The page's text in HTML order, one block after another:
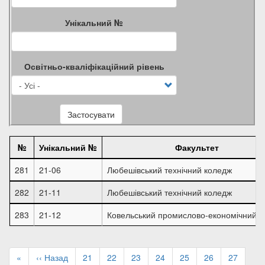
Унікальний №
Освітньо-кваліфікаційний рівень
Застосувати
№ Унікальний №
Факультет
281
21-06
Любешівський технічний коледж
282
21-11
Любешівський технічний коледж
283
21-12 Ковельський промислово-економічний
Розбивка
на
Перша
«
Попередня
‹‹ Назад Page
21 Page
22 Page
23 Page
24 Page
25 Page
26 Page
27